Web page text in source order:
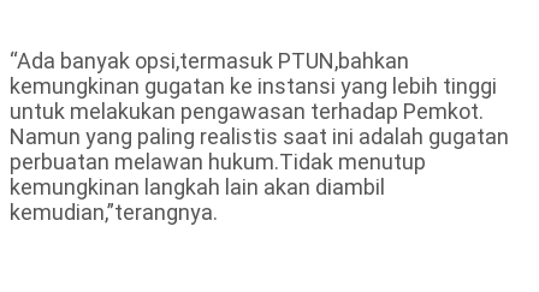
“Ada banyak opsi,termasuk PTUN,bahkan
kemungkinan gugatan ke instansi yang lebih tinggi
untuk melakukan pengawasan terhadap Pemkot.
Namun yang paling realistis saat ini adalah gugatan
perbuatan melawan hukum.Tidak menutup
kemungkinan langkah lain akan diambil
kemudian,”terangnya.